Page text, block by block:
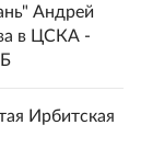
Андрей
в ЦСКА -
Ирбитская